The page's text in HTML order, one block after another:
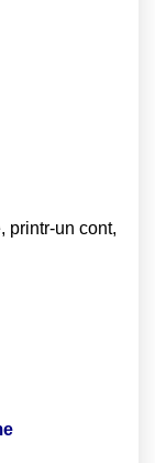
printr-un cont,